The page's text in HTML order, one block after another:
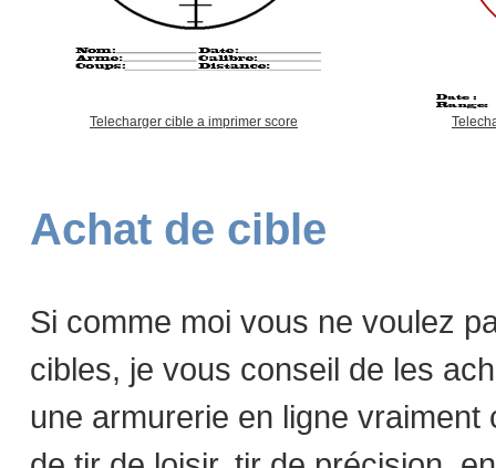
Telecharger cible a imprimer score
Achat de cible
Si comme moi vous ne voulez
cibles, je vous conseil de les
une armurerie en ligne